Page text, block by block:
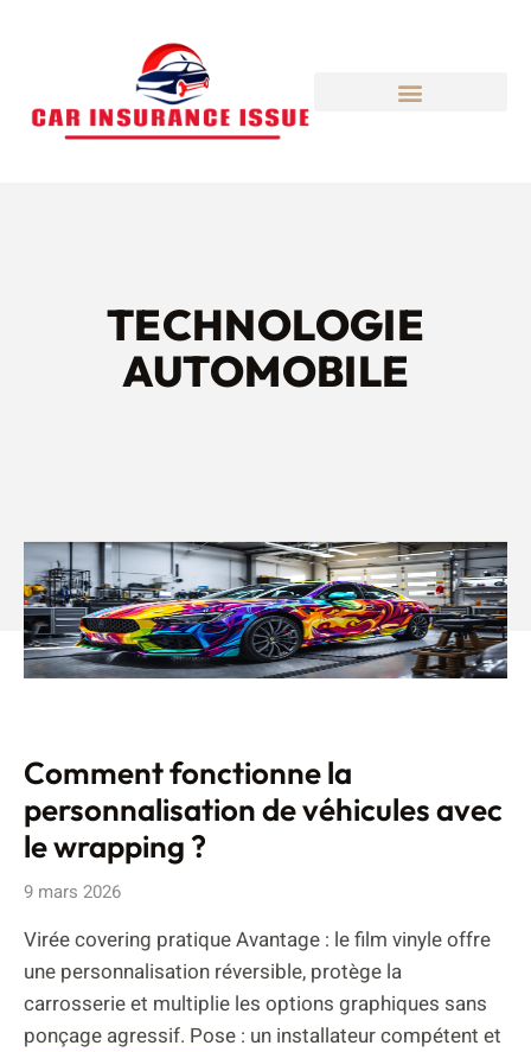
TECHNOLOGIE
AUTOMOBILE
Comment fonctionne la
personnalisation de véhicules avec
le wrapping ?
9 mars 2026
Virée covering pratique Avantage : le film vinyle offre
une personnalisation réversible, protège la
carrosserie et multiplie les options graphiques sans
ponçage agressif. Pose : un installateur compétent et